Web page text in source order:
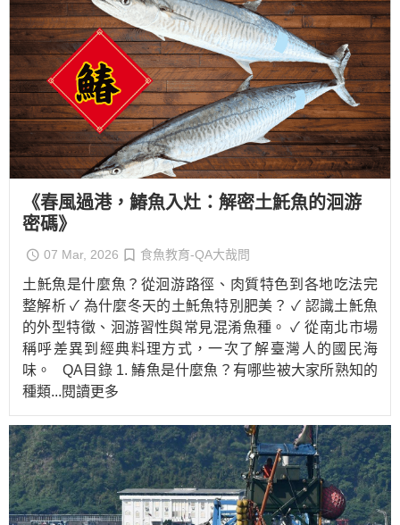
《春風過港，鰆魚入灶：解密土魠魚的洄游
密碼》
07 Mar, 2026 食魚教育-QA大哉問
土魠魚是什麼魚？從洄游路徑、肉質特色到各地吃法完
整解析 ✓ 為什麼冬天的土魠魚特別肥美？ ✓ 認識土魠魚
的外型特徵、洄游習性與常見混淆魚種。 ✓ 從南北市場
稱呼差異到經典料理方式，一次了解臺灣人的國民海
味。 QA目錄 1. 鰆魚是什麼魚？有哪些被大家所熟知的
種類...閱讀更多